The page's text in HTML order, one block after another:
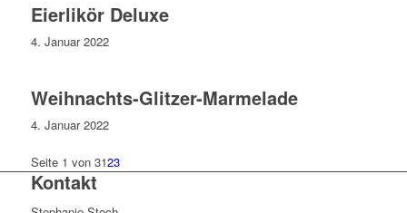
Eierlikör Deluxe
4. Januar 2022
Weihnachts-Glitzer-Marmelade
4. Januar 2022
Seite 1 von 3123
Kontakt